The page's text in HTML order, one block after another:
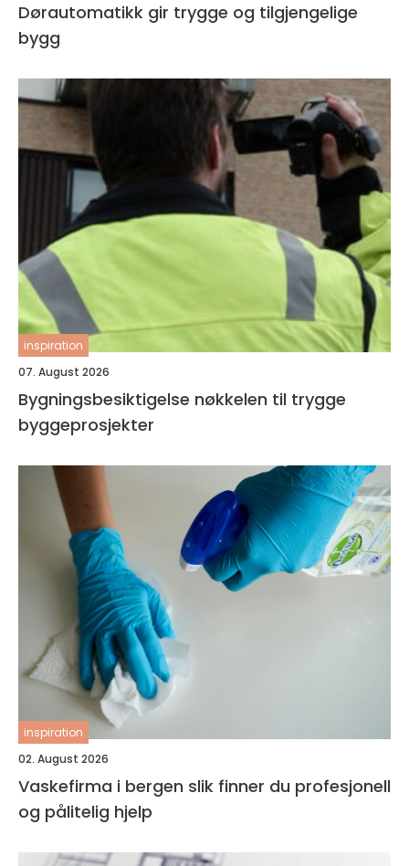
Dørautomatikk gir trygge og tilgjengelige
bygg
inspiration
07. August 2026
Bygningsbesiktigelse nøkkelen til trygge
byggeprosjekter
inspiration
02. August 2026
Vaskefirma i bergen slik finner du profesjonell
og pålitelig hjelp